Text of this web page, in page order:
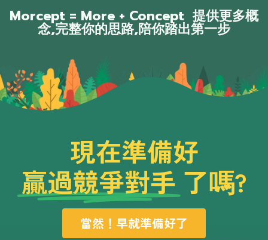
Morcept = More + Concept 提供更多概
念,完整你的思路,陪你踏出第一步
現在準備好
贏過競爭對手 了嗎?
當然！早就準備好了